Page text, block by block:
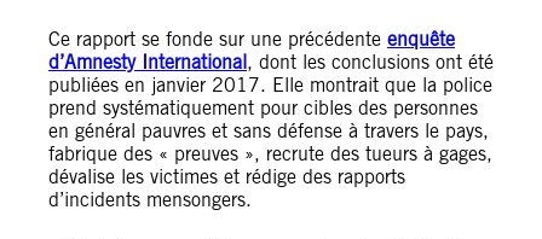
Ce rapport se fonde sur une précédente enquête
d’Amnesty International, dont les conclusions ont été
publiées en janvier 2017. Elle montrait que la police
prend systématiquement pour cibles des personnes
en général pauvres et sans défense à travers le pays,
fabrique des « preuves », recrute des tueurs à gages,
dévalise les victimes et rédige des rapports
d’incidents mensongers.